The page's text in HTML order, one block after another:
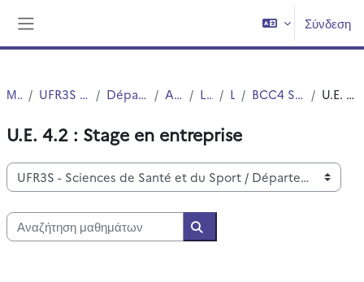
Σύνδεση
Μαθήματα UFR3S - Sciences de Santé et du Sport Département UFR3S - Pharmacie Autres Diplômes Licence SMPS L2 SMPS BCC4 Semestre 2 (Hors option MMOPK) U.E. 4.2 : Stage en entreprise
U.E. 4.2 : Stage en entreprise
Κατηγορίες μαθημάτων
Αναζήτηση μαθημάτων
Αναζήτηση μαθημάτων